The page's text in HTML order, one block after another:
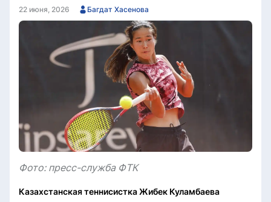
Этический кодекс
Служу стране
22 июня, 2026 Багдат Хасенова
Фото: пресс-служба ФТК
Казахстанская теннисистка Жибек Куламбаева